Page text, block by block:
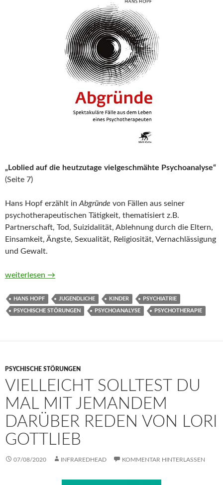
„Loblied auf die heutzutage vielgeschmähte Psychoanalyse“
(Seite 7)
Hans Hopf erzählt in Abgründe von Fällen aus seiner
psychotherapeutischen Tätigkeit, thematisiert z.B.
Partnerschaft, Tod, Suizidalität, Ablehnung durch die Eltern,
Einsamkeit, Ängste, Sexualität, Religiosität, Vernachlässigung
und Gewalt.
Abgründe. Spektakuläre Fälle aus dem Leben eines
weiterlesen →
HANS HOPF JUGENDLICHE KINDER PSYCHIATRIE
PSYCHISCHE STÖRUNGEN PSYCHOANALYSE PSYCHOTHERAPIE
PSYCHISCHE STÖRUNGEN
VIELLEICHT SOLLTEST DU
MAL MIT JEMANDEM
DARÜBER REDEN VON LORI
GOTTLIEB
07/08/2020 INFRAREDHEAD KOMMENTAR HINTERLASSEN